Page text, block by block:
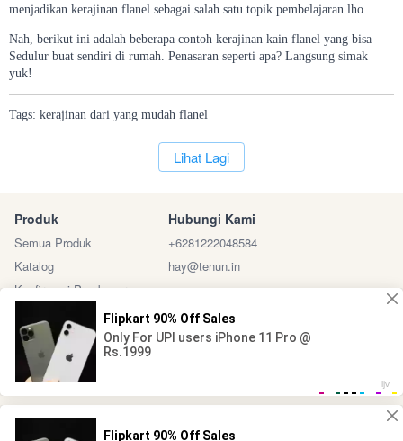
menjadikan kerajinan flanel sebagai salah satu topik pembelajaran lho.
Nah, berikut ini adalah beberapa contoh kerajinan kain flanel yang bisa
Sedulur buat sendiri di rumah. Penasaran seperti apa? Langsung simak
yuk!
Tags: kerajinan dari yang mudah flanel
`Lihat Lagi
Produk
Semua Produk
Katalog
Konfirmasi Pembayaran
Hubungi Kami
+6281222048584
hay@tenun.in
Sosial Media Marketplace